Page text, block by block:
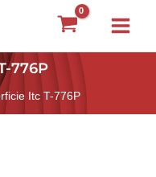
Main
Menu
776P
Itc T-776P